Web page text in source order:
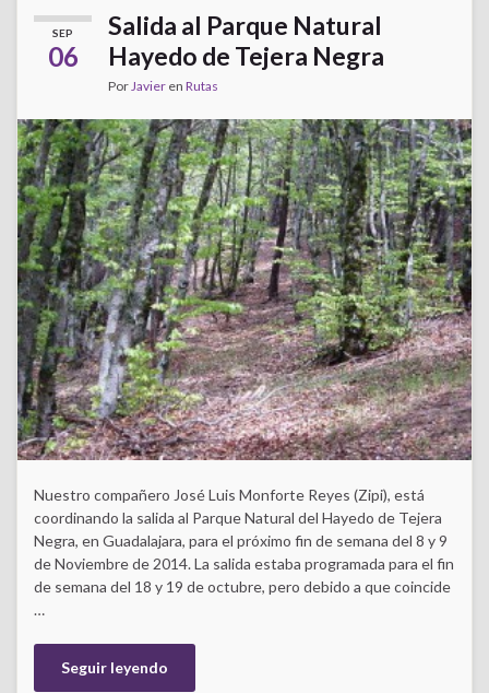
SEP
06
Salida al Parque Natural
Hayedo de Tejera Negra
PorJavier en Rutas
Nuestro compañero José Luis Monforte Reyes (Zipi), está
coordinando la salida al Parque Natural del Hayedo de Tejera
Negra, en Guadalajara, para el próximo fin de semana del 8 y 9
de Noviembre de 2014. La salida estaba programada para el fin
de semana del 18 y 19 de octubre, pero debido a que coincide
…
Seguir leyendo